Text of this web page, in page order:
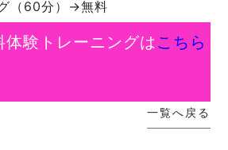
（60分）→無料
験トレーニングはこちら
一覧へ戻る